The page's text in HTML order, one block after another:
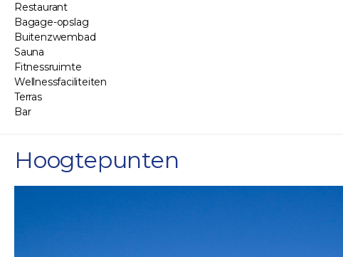
Restaurant
Bagage-opslag
Buitenzwembad
Sauna
Fitnessruimte
Wellnessfaciliteiten
Terras
Bar
Hoogtepunten